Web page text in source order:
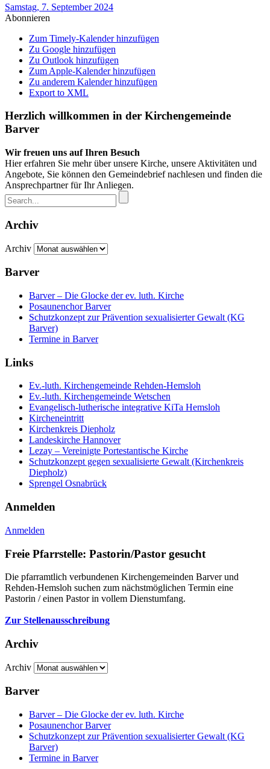
Samstag, 7. September 2024
Abonnieren
Zum Timely-Kalender hinzufügen
Zu Google hinzufügen
Zu Outlook hinzufügen
Zum Apple-Kalender hinzufügen
Zu anderem Kalender hinzufügen
Export to XML
Herzlich willkommen in der Kirchengemeinde
Barver
Wir freuen uns auf Ihren Besuch
Hier erfahren Sie mehr über unsere Kirche, unsere Aktivitäten und
Angebote, Sie können den Gemeindebrief nachlesen und finden die
Ansprechpartner für Ihr Anliegen.
Archiv
Archiv
Barver
Barver – Die Glocke der ev. luth. Kirche
Posaunenchor Barver
Schutzkonzept zur Prävention sexualisierter Gewalt (KG
Barver)
Termine in Barver
Links
Ev.-luth. Kirchengemeinde Rehden-Hemsloh
Ev.-luth. Kirchengemeinde Wetschen
Evangelisch-lutherische integrative KiTa Hemsloh
Kircheneintritt
Kirchenkreis Diepholz
Landeskirche Hannover
Lezay – Vereinigte Portestantische Kirche
Schutzkonzept gegen sexualisierte Gewalt (Kirchenkreis
Diepholz)
Sprengel Osnabrück
Anmelden
Anmelden
Freie Pfarrstelle: Pastorin/Pastor gesucht
Die pfarramtlich verbundenen Kirchengemeinden Barver und
Rehden-Hemsloh suchen zum nächstmöglichen Termin eine
Pastorin / einen Pastor in vollem Dienstumfang.
Zur Stellenausschreibung
Archiv
Archiv
Barver
Barver – Die Glocke der ev. luth. Kirche
Posaunenchor Barver
Schutzkonzept zur Prävention sexualisierter Gewalt (KG
Barver)
Termine in Barver